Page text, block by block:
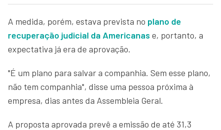
A medida, porém, estava prevista no plano de
recuperação judicial da Americanas e, portanto, a
expectativa já era de aprovação.
"É um plano para salvar a companhia. Sem esse plano,
não tem companhia", disse uma pessoa próxima à
empresa, dias antes da Assembleia Geral.
A proposta aprovada prevê a emissão de até 31,3